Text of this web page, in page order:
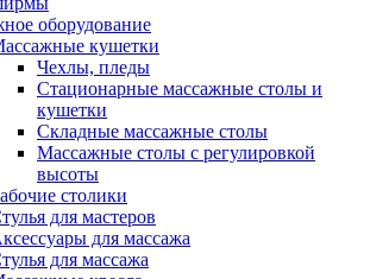
оборудование
кушетки
Чехлы, пледы
Стационарные массажные столы и
кушетки
Складные массажные столы
Массажные столы с регулировкой
высоты
столики
для мастеров
для массажа
для массажа